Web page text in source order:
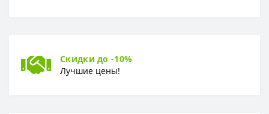
Скидки до -10%
Лучшие цены!